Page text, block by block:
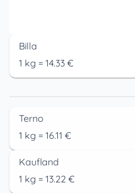
Billa
1 kg = 14.33 €
Terno
1 kg = 16.11 €
Kaufland
1 kg = 13.22 €